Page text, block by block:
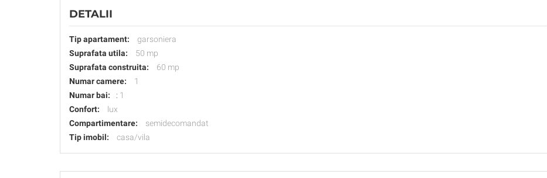
DETALII
Tip apartament:
garsoniera
Suprafata utila:
50 mp
Suprafata construita:
60 mp
Numar camere:
1
Numar bai:
: 1
Confort:
lux
Compartimentare:
semidecomandat
Tip imobil:
casa/vila